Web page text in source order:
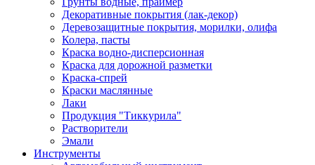
Декоративные покрытия (лак-декор)
Деревозащитные покрытия, морилки, олифа
Колера, пасты
Краска водно-дисперсионная
Краска для дорожной разметки
Краска-спрей
Краски маслянные
Лаки
Продукция "Тиккурила"
Растворители
Эмали
Инструменты